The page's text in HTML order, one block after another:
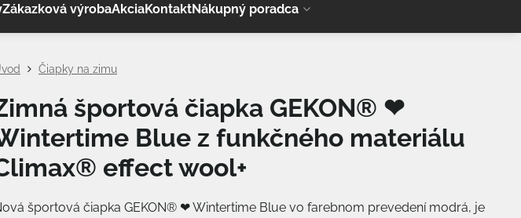
Zákazková výrobaAkciaKontaktNákupný poradca
Čiapky na zimu
športová čiapka GEKON® ❤
Blue z funkčného materiálu
effect wool+
športová čiapka GEKON® ❤ Wintertime Blue vo farebnom prevedení modrá, je